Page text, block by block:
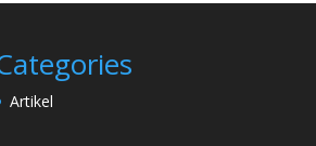
Artikel